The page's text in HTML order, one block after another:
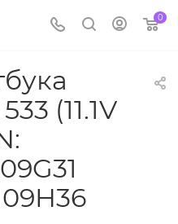
0
(11.1V